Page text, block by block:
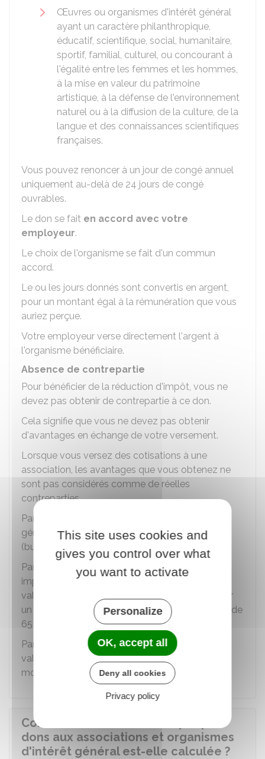
Œuvres ou organismes d'intérêt général
ayant un caractère philanthropique,
éducatif, scientifique, social, humanitaire,
sportif, familial, culturel, ou concourant à
l'égalité entre les femmes et les hommes,
à la mise en valeur du patrimoine
artistique, à la défense de l'environnement
naturel ou à la diffusion de la culture, de la
langue et des connaissances scientifiques
françaises.
Vous pouvez renoncer à un jour de congé annuel
uniquement au-delà de 24 jours de congé
ouvrables.
Le don se fait en accord avec votre
employeur.
Le choix de l'organisme se fait d'un commun
accord.
Le ou les jours donnés sont convertis en argent,
pour un montant égal à la rémunération que vous
auriez perçue.
Votre employeur verse directement l'argent à
l'organisme bénéficiaire.
Absence de contrepartie
Pour bénéficier de la réduction d'impôt, vous ne
devez pas obtenir de contrepartie à ce don.
Cela signifie que vous ne devez pas obtenir
d'avantages en échange de votre versement.
Lorsque vous versez des cotisations à une
association, les avantages que vous obtenez ne
sont pas considérés comme de réelles
contreparties.
Par exemple, le droit de vote à l'assemblée
générale ou les documents que vous recevez
(bulletin d'information, etc.).
Par contre, si vous recevez des biens de faible
importance (cartes de vœux, insignes, etc.), la
valeur de ces contreparties ne doit pas dépasser
un quart du montant du don, avec un maximum de
65 €
Par exemple, pour une cotisation de
valeur des biens remis ne doit pas dépasser un
montant de
65 €
Comment la réduction d'impôt pour
dons aux associations et organismes
d'intérêt général est-elle calculée ?
This site uses cookies and
gives you control over what
you want to activate
Personalize
OK, accept all
Deny all cookies
Privacy policy